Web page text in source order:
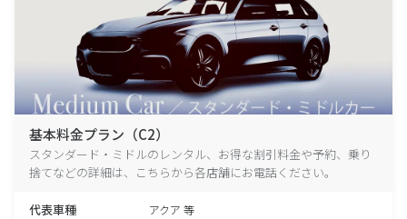
基本料金プラン（C2）
スタンダード・ミドルのレンタル、お得な割引料金や予約、乗り
捨てなどの詳細は、こちらから各店舗にお電話ください。
代表車種 アクア 等